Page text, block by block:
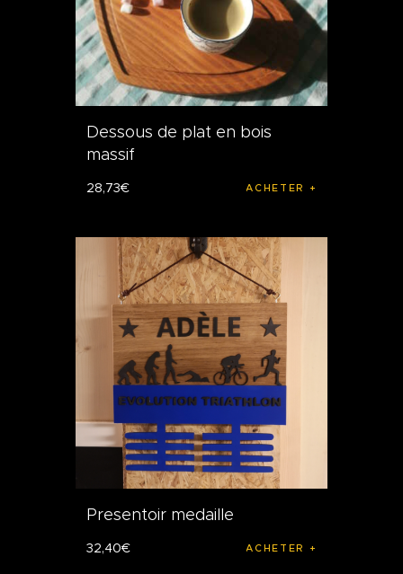
Dessous de plat en bois
massif
28,73€ ACHETER
Presentoir medaille
32,40€ ACHETER